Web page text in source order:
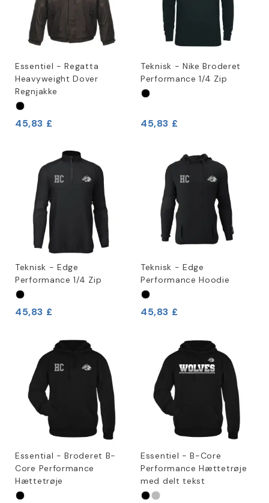
Essentiel - Regatta
Heavyweight Dover
Regnjakke
45,83 £
Teknisk - Nike Broderet
Performance 1/4 Zip
45,83 £
Teknisk - Edge
Performance 1/4 Zip
45,83 £
Teknisk - Edge
Performance Hoodie
45,83 £
Essential - Broderet B-
Core Performance
Hættetrøje
Essentiel - B-Core
Performance Hættetrøje
med delt tekst